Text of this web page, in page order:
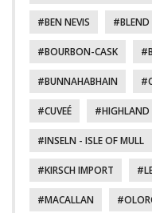
BEN NEVIS BLEND
BOURBON-CASK
BUNNAHABHAIN
CUVEÉ HIGHLAND
INSELN - ISLE OF MULL
KIRSCH IMPORT
MACALLAN